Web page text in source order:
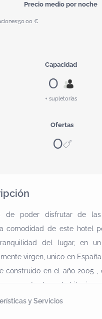
Precio medio por noche
50.00 €
Capacidad
0
+ supletorias
Ofertas
0
de poder disfrutar de las
comodidad de este hotel
del lugar, en un
virgen, unico en
construido en el año 2005 ,
consta de 10
calefacción, baño y telefono.,
y Servicios